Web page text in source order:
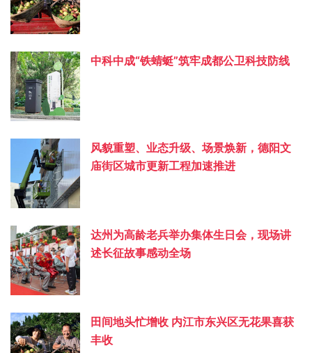
中科中成“铁蜻蜓”筑牢成都公卫科技防线
风貌重塑、业态升级、场景焕新，德阳文
庙街区城市更新工程加速推进
达州为高龄老兵举办集体生日会，现场讲
述长征故事感动全场
田间地头忙增收 内江市东兴区无花果喜获
丰收